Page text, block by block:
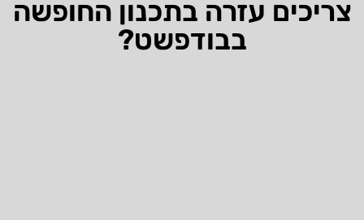
צריכים עזרה בתכנון החופשה
בבודפשט?